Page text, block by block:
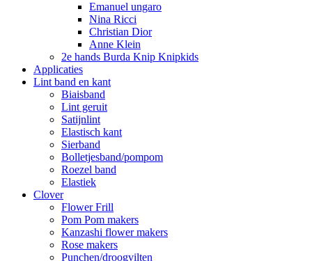
Emanuel ungaro
Nina Ricci
Christian Dior
Anne Klein
2e hands Burda Knip Knipkids
Applicaties
Lint band en kant
Biaisband
Lint geruit
Satijnlint
Elastisch kant
Sierband
Bolletjesband/pompom
Roezel band
Elastiek
Clover
Flower Frill
Pom Pom makers
Kanzashi flower makers
Rose makers
Punchen/droogvilten